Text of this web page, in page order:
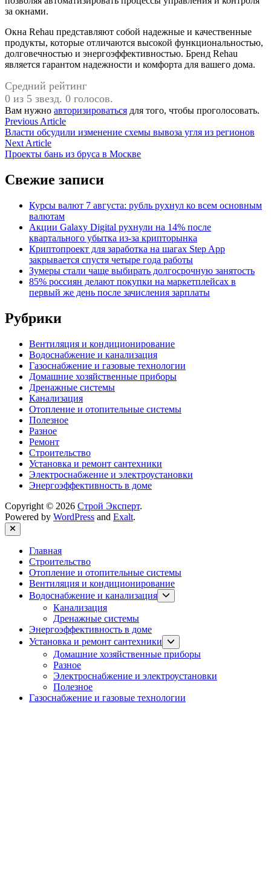
за окнами.
Окна Rehau представляют собой надежные и качественные
продукты, которые отличаются высокой функциональностью,
долговечностью и энергоэффективностью. Бренд Rehau
является гарантом надежности и комфорта для вашего дома.
Средний рейтинг
0 из 5 звезд. 0 голосов.
Вам нужно авторизироваться для того, чтобы проголосовать.
Навигация
по
записям
Previous ArticlePrevious
article:
Власти обсудили изменение схемы вывоза угля из регионов
Next ArticleNext
article:
Проекты бань из бруса в Москве
Свежие записи
Курсы валют 7 августа: рубль рухнул ко всем основным
валютам
Акции Galaxy Digital рухнули на 14% после
квартального убытка из-за крипторынка
Криптопроект для заработка на шагах Step App
закрывается спустя четыре года работы
Зумеры стали чаще выбирать долгосрочную занятость
85% россиян делают покупки на маркетплейсах в
первый же день после зачисления зарплаты
Рубрики
Вентиляция и кондиционирование
Водоснабжение и канализация
Газоснабжение и газовые технологии
Домашние хозяйственные приборы
Дренажные системы
Канализация
Отопление и отопительные системы
Полезное
Разное
Ремонт
Строительство
Установка и ремонт сантехники
Электроснабжение и электроустановки
Энергоэффективность в доме
Copyright © 2026 Строй Эксперт.
Powered by WordPress and Exalt.
Close
Главная
Строительство
Отопление и отопительные системы
Вентиляция и кондиционирование
Водоснабжение и канализация
sub
Канализация
Дренажные системы
Энергоэффективность в доме
Установка и ремонт сантехники
Show
sub
menu
Домашние хозяйственные приборы
Разное
Электроснабжение и электроустановки
Полезное
Газоснабжение и газовые технологии